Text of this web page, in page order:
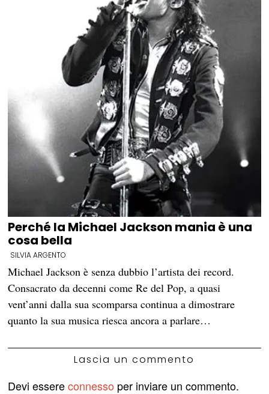
Perché la Michael Jackson mania è una
cosa bella
SILVIA ARGENTO
Michael Jackson è senza dubbio l’artista dei record.
Consacrato da decenni come Re del Pop, a quasi
vent’anni dalla sua scomparsa continua a dimostrare
quanto la sua musica riesca ancora a parlare…
Lascia un commento
Devi essereconnesso per inviare un commento.